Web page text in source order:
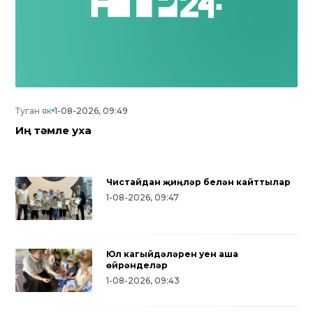
Туган як 1-08-2026, 09:49
Иң тәмле уха
Чистайдан җиңүләр белән кайттылар
1-08-2026, 09:47
Юл кагыйдәләрен уен аша
өйрәнделәр
1-08-2026, 09:43